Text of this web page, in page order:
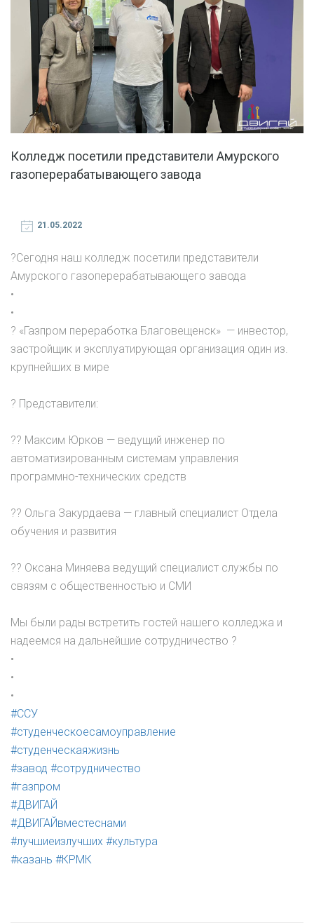
Колледж посетили представители Амурского
газоперерабатывающего завода
21.05.2022
?Сегодня наш колледж посетили представители
Амурского газоперерабатывающего завода
•
•
? «Газпром переработка Благовещенск» ​ — инвестор,
застройщик и эксплуатирующая организация один из.
крупнейших ​в мире
? Представители:
?? Максим Юрков — ведущий инженер по
автоматизированным системам управления
программно-технических средств
?? Ольга Закурдаева — главный специалист Отдела
обучения и развития
?? Оксана Миняева ведущий специалист службы по
связям с общественностью и СМИ
Мы были рады встретить гостей нашего колледжа и
надеемся на дальнейшие сотрудничество ?
•
•
•
#ССУ
#студенческоесамоуправление
#студенческаяжизнь
#завод #сотрудничество
#газпром
#ДВИГАЙ
#ДВИГАЙвместеснами
#лучшиеизлучших #культура
#казань #КРМК